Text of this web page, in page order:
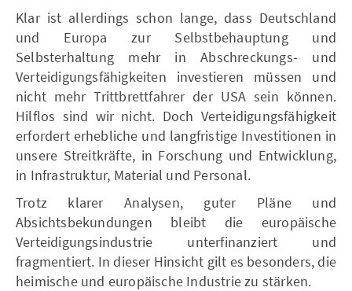
Klar ist allerdings schon lange, dass Deutschland
und Europa zur Selbstbehauptung und
Selbsterhaltung mehr in Abschreckungs- und
Verteidigungsfähigkeiten investieren müssen und
nicht mehr Trittbrettfahrer der USA sein können.
Hilflos sind wir nicht. Doch Verteidigungsfähigkeit
erfordert erhebliche und langfristige Investitionen in
unsere Streitkräfte, in Forschung und Entwicklung,
in Infrastruktur, Material und Personal.
Trotz klarer Analysen, guter Pläne und
Absichtsbekundungen bleibt die europäische
Verteidigungsindustrie unterfinanziert und
fragmentiert. In dieser Hinsicht gilt es besonders, die
heimische und europäische Industrie zu stärken.